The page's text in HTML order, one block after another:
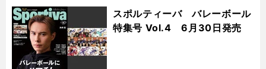
スポルティーバ バレーボール
特集号 Vol.4 6月30日発売